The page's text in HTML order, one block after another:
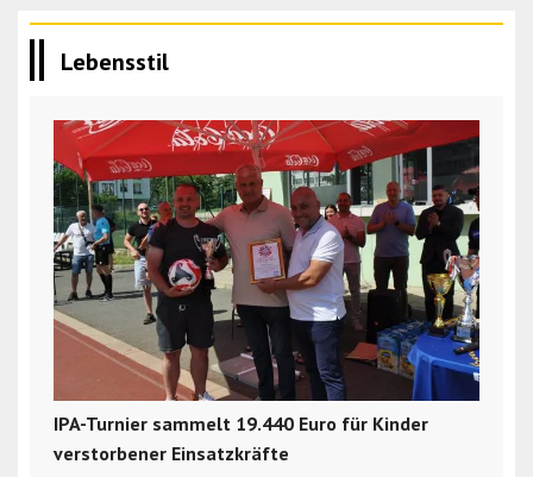
Lebensstil
IPA-Turnier sammelt 19.440 Euro für Kinder
verstorbener Einsatzkräfte